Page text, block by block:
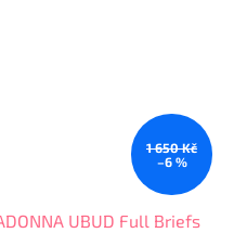
1 650 Kč
–6 %
UBUD Full Briefs